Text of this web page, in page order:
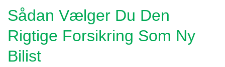
Sådan Vælger Du Den
Rigtige Forsikring Som Ny
Bilist